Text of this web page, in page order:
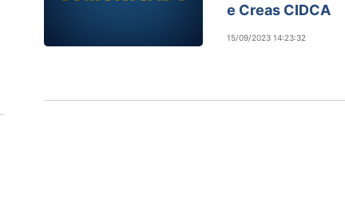
e Creas CIDCA
15/09/2023 14:23:32